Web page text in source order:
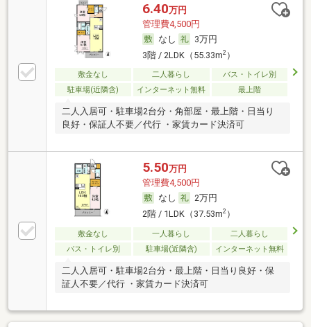
6.40万円
管理費4,500円
なし
3万円
3階 / 2LDK（55.33m2）
敷金なし 二人暮らし
バス・トイレ別
駐車場(近隣含)
インターネット無料 最上階
二人入居可・駐車場2台分・角部屋・最上階・日当り
良好・保証人不要／代行 ・家賃カード決済可
5.50万円
管理費4,500円
なし
2万円
2階 / 1LDK（37.53m2）
敷金なし 一人暮らし
二人暮らし
バス・トイレ別
駐車場(近隣含) インターネット無料
二人入居可・駐車場2台分・最上階・日当り良好・保
証人不要／代行 ・家賃カード決済可